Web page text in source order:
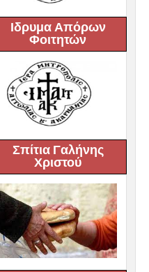
Ιδρυμα Απόρων
Φοιτητών
Σπίτια Γαλήνης
Χριστού